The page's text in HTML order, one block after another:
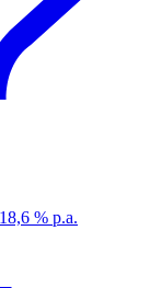
18,6 % p.a.